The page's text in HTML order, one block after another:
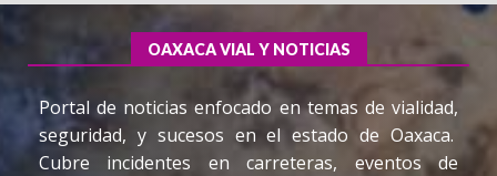
OAXACA VIAL Y NOTICIAS
Portal de noticias enfocado en temas de vialidad,
seguridad, y sucesos en el estado de Oaxaca.
Cubre incidentes en carreteras, eventos de